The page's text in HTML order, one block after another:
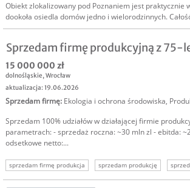
Obiekt zlokalizowany pod Poznaniem jest praktycznie
dookoła osiedla domów jedno i wielorodzinnych.
Sprzedam firmę produkcyjną z 75-
15 000 000 zł
dolnośląskie,Wrocław
aktualizacja: 19.06.2026
Sprzedam firmę: Ekologia i ochrona środowiska,
Sprzedam 100% udziałów w działającej firmie
parametrach: - sprzedaż roczna: ~30 mln zl - ebitda:
odsetkowe netto:...
sprzedam firmę produkcja sprzedam produkcję
technologie
energetyka sprzedam biznes produkcyjny